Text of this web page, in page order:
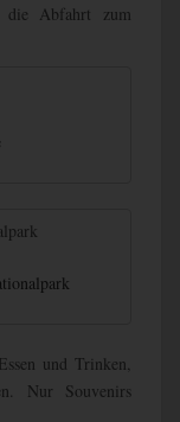
die Abfahrt zum
und Trinken,
Nur Souvenirs